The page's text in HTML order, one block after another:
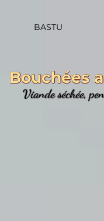
BASTU
Bouchées
Viande séchée,